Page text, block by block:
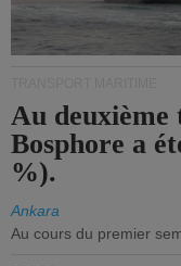
Au
Bosphore a
%).
Ankara
Au cours du premier